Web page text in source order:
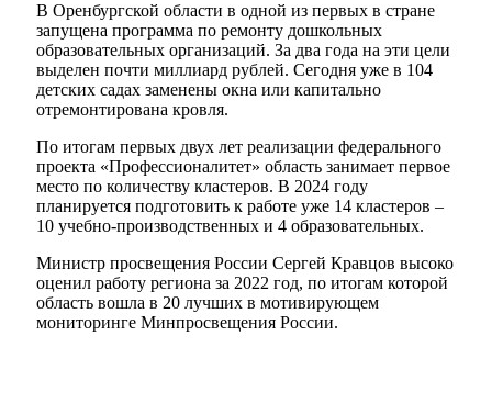
В Оренбургской области в одной из первых в стране
запущена программа по ремонту дошкольных
образовательных организаций. За два года на эти цели
выделен почти миллиард рублей. Сегодня уже в 104
детских садах заменены окна или капитально
отремонтирована кровля.
По итогам первых двух лет реализации федерального
проекта «Профессионалитет» область занимает первое
место по количеству кластеров. В 2024 году
планируется подготовить к работе уже 14 кластеров –
10 учебно-производственных и 4 образовательных.
Министр просвещения России Сергей Кравцов высоко
оценил работу региона за 2022 год, по итогам которой
область вошла в 20 лучших в мотивирующем
мониторинге Минпросвещения России.